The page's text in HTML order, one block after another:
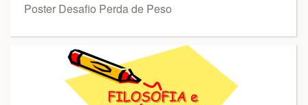
Poster Desafio Perda de Peso